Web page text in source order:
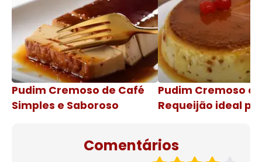
Pudim Cremoso de Café
Simples e Saboroso
Pudim Cremoso
Requeijão ideal
Comentários